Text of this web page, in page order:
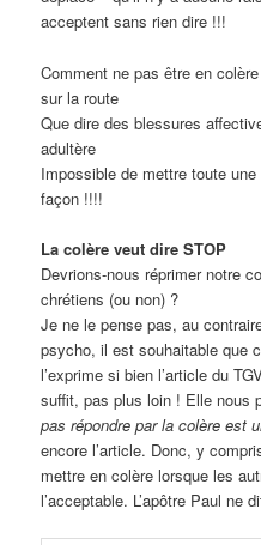
acceptent sans rien dire !!!
Comment ne pas être en
sur la route
Que dire des blessures
adultère
Impossible de mettre toute
façon !!!!
La colère veut dire STOP
Devrions-nous réprimer notre
chrétiens (ou non) ?
Je ne le pense pas, au
psycho, il est souhaitable que
l’exprime si bien l’article du
suffit, pas plus loin ! Elle nous
pas répondre par la colère est
encore l’article. Donc, y
mettre en colère lorsque les
l’acceptable. L’apôtre Paul ne